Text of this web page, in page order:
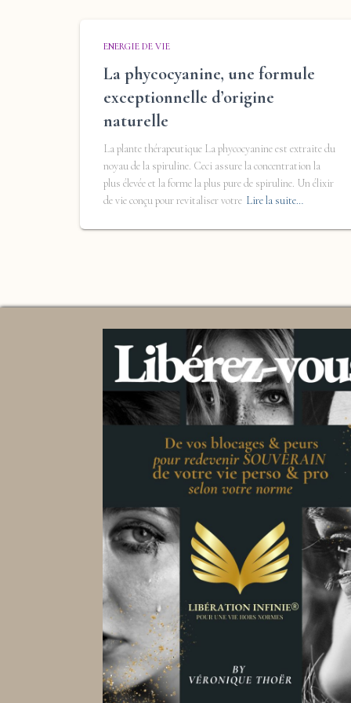
ENERGIE DE VIE
La phycocyanine, une formule
exceptionnelle d’origine
naturelle
La plante thérapeutique La phycocyanine est extraite du
noyau de la spiruline. Ceci assure la concentration la
plus élevée et la forme la plus pure de spiruline. Un élixir
de vie conçu pour revitaliser votre Lire la suite…